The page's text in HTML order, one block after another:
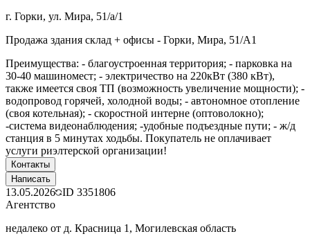
г. Горки, ул. Мира, 51/а/1
Продажа здания склад + офисы - Горки, Мира, 51/А1
Преимущества: - благоустроенная территория; - парковка на
30-40 машиномест; - электричество на 220кВт (380 кВт),
также имеется своя ТП (возможность увеличение мощности); -
водопровод горячей, холодной воды; - автономное отопление
(своя котельная); - скоростной интерне (оптоволокно);
-система видеонаблюдения; -удобные подъездные пути; - ж/д
станция в 5 минутах ходьбы. Покупатель не оплачивает
услуги риэлтерской организации!
Контакты
Написать
13.05.2026 ID 3351806
Агентство
недалеко от д. Красница 1, Могилевская область